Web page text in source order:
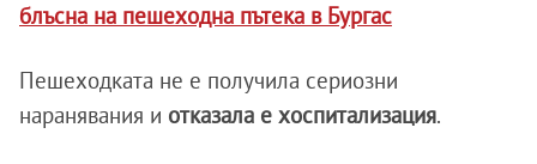
блъсна на пешеходна пътека в Бургас
Пешеходката не е получила сериозни
наранявания и отказала е хоспитализация.